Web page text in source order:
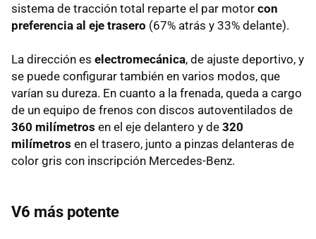
sistema de tracción total reparte el par motor con
preferencia al eje trasero (67% atrás y 33% delante).
La dirección es electromecánica, de ajuste deportivo, y
se puede configurar también en varios modos, que
varían su dureza. En cuanto a la frenada, queda a cargo
de un equipo de frenos con discos autoventilados de
360 milímetros en el eje delantero y de 320
milímetros en el trasero, junto a pinzas delanteras de
color gris con inscripción Mercedes-Benz.
V6 más potente